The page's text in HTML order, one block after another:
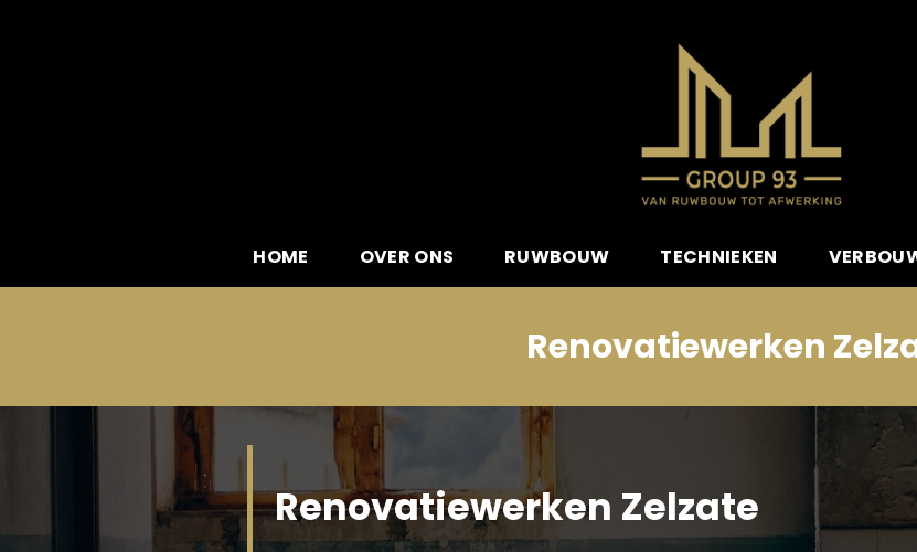
HOME OVER ONS RUWBOUW TECHNIEKEN
Renovatiewerken
Renovatiewerken Zelzate